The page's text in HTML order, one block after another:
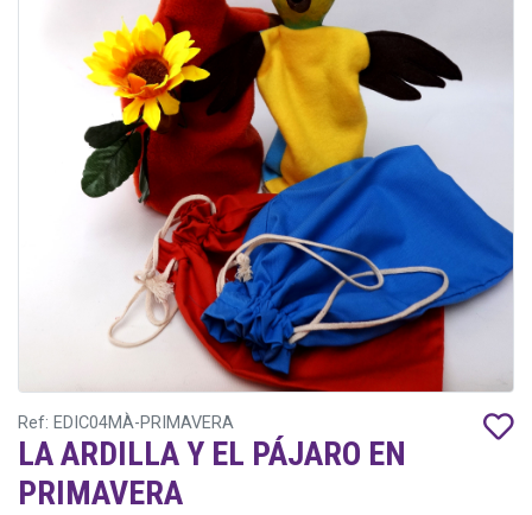
Ref: EDIC04MÀ-PRIMAVERA
LA ARDILLA Y EL PÁJARO EN
PRIMAVERA